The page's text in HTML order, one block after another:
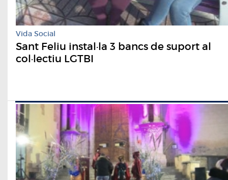
Vida Social
Sant Feliu instal·la 3 bancs de suport al
col·lectiu LGTBI